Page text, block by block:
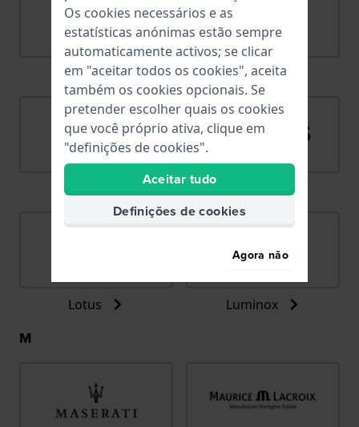
Lacoste Ligure
Lotus Luminox
M
Os cookies necessários e as
estatísticas anónimas estão sempre
automaticamente activos; se clicar
em "aceitar todos os cookies", aceita
também os cookies opcionais. Se
pretender escolher quais os cookies
que você próprio ativa, clique em
"definições de cookies".
Aceitar tudo
Definições de cookies
Agora não